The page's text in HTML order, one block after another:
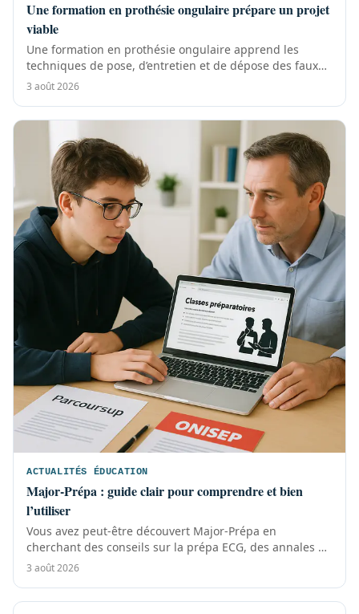
Une formation en prothésie ongulaire prépare un projet
viable
Une formation en prothésie ongulaire apprend les
techniques de pose, d’entretien et de dépose des faux
ongles. Pour exercer durablement,...
3 août 2026
ACTUALITÉS ÉDUCATION
Major-Prépa : guide clair pour comprendre et bien
l’utiliser
Vous avez peut-être découvert Major-Prépa en
cherchant des conseils sur la prépa ECG, des annales ou
des témoignages d’étudiants, puis une...
3 août 2026